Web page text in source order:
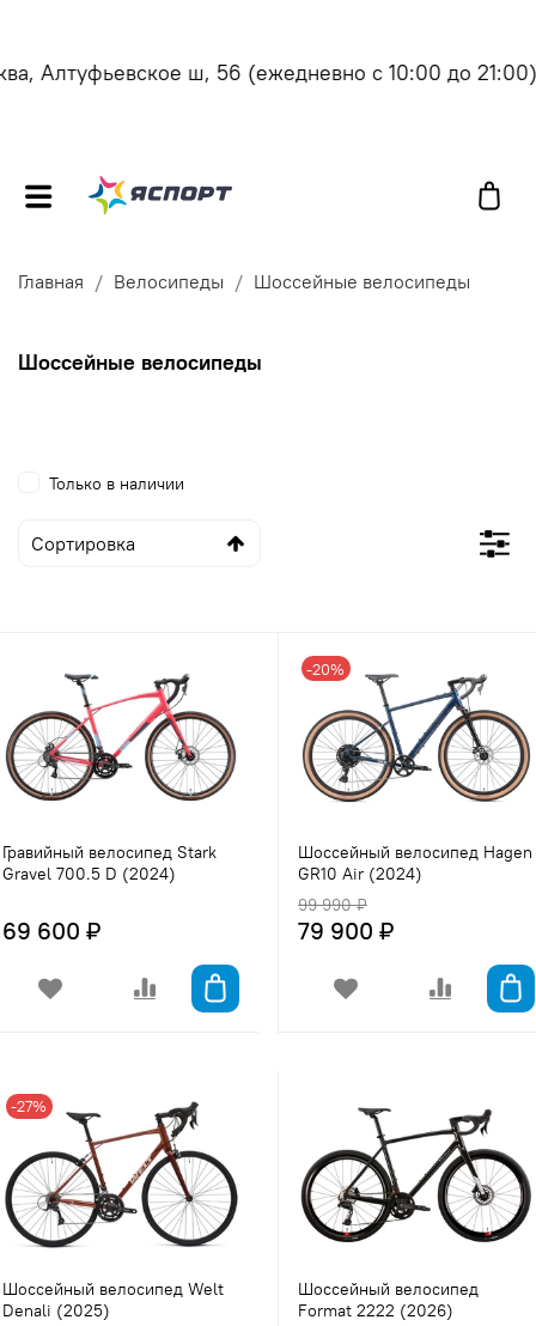
Алтуфьевское ш, 56(ежедневно с 10:00 до 21:00)
Главная Велосипеды Шоссейные велосипеды
Шоссейные велосипеды
Гравийный велосипед Stark
Gravel 700.5 D (2024)
69 600 ₽
-20%
Шоссейный велосипед Hagen
GR10 Air (2024)
99 990 ₽
79 900 ₽
-27%
Шоссейный велосипед Welt
Denali (2025)
Шоссейный велосипед
Format 2222 (2026)
Только в наличии